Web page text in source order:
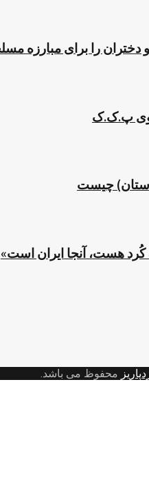
را برای مبارزه
سوی پ.ک.ک
چیست
هست، آنجا ایران است»
محفوظ می باشد.